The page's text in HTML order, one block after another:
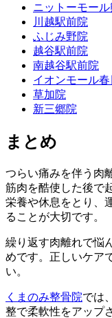
ニットーモー
川越駅前院
ふじみ野院
越谷駅前院
南越谷駅前院
イオンモール
草加院
新三郷院
まとめ
つらい痛みを伴う肉
筋肉を酷使した後で
栄養や休息をとり、
ることが大切です。
繰り返す肉離れで悩
めです。正しいケア
い。
くまのみ整骨院では
整で柔軟性をアップ